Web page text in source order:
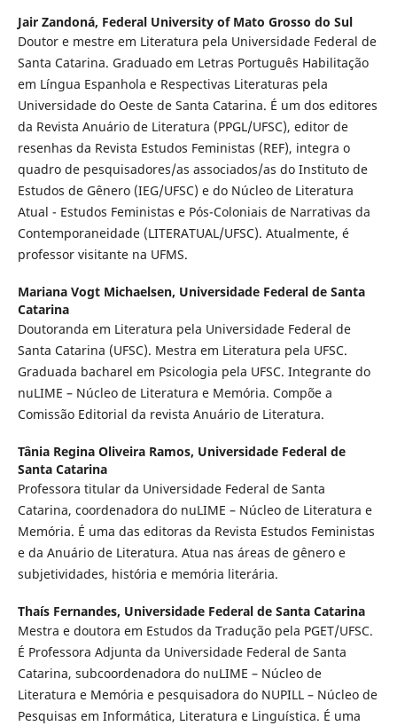
Jair Zandoná, Federal University of Mato Grosso do Sul
Doutor e mestre em Literatura pela Universidade Federal de
Santa Catarina. Graduado em Letras Português Habilitação
em Língua Espanhola e Respectivas Literaturas pela
Universidade do Oeste de Santa Catarina. É um dos editores
da Revista Anuário de Literatura (PPGL/UFSC), editor de
resenhas da Revista Estudos Feministas (REF), integra o
quadro de pesquisadores/as associados/as do Instituto de
Estudos de Gênero (IEG/UFSC) e do Núcleo de Literatura
Atual - Estudos Feministas e Pós-Coloniais de Narrativas da
Contemporaneidade (LITERATUAL/UFSC). Atualmente, é
professor visitante na UFMS.
Mariana Vogt Michaelsen, Universidade Federal de Santa
Catarina
Doutoranda em Literatura pela Universidade Federal de
Santa Catarina (UFSC). Mestra em Literatura pela UFSC.
Graduada bacharel em Psicologia pela UFSC. Integrante do
nuLIME – Núcleo de Literatura e Memória. Compõe a
Comissão Editorial da revista Anuário de Literatura.
Tânia Regina Oliveira Ramos, Universidade Federal de
Santa Catarina
Professora titular da Universidade Federal de Santa
Catarina, coordenadora do nuLIME – Núcleo de Literatura e
Memória. É uma das editoras da Revista Estudos Feministas
e da Anuário de Literatura. Atua nas áreas de gênero e
subjetividades, história e memória literária.
Thaís Fernandes, Universidade Federal de Santa Catarina
Mestra e doutora em Estudos da Tradução pela PGET/UFSC.
É Professora Adjunta da Universidade Federal de Santa
Catarina, subcoordenadora do nuLIME – Núcleo de
Literatura e Memória e pesquisadora do NUPILL – Núcleo de
Pesquisas em Informática, Literatura e Linguística. É uma